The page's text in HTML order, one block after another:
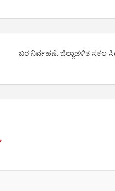
ಬರ ನಿರ್ವಹಣೆ: ಜಿಲ್ಲಾಡಳಿತ ಸಕಲ